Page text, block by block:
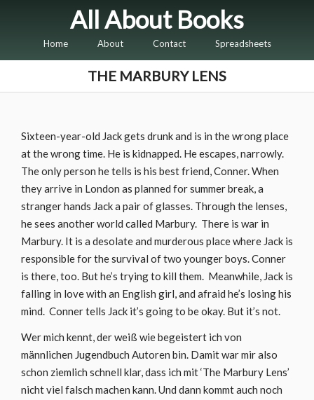
All About Books
Home About Contact Spreadsheets
THE MARBURY LENS
Sixteen-year-old Jack gets drunk and is in the wrong place
at the wrong time. He is kidnapped. He escapes, narrowly.
The only person he tells is his best friend, Conner. When
they arrive in London as planned for summer break, a
stranger hands Jack a pair of glasses. Through the lenses,
he sees another world called Marbury. There is war in
Marbury. It is a desolate and murderous place where Jack is
responsible for the survival of two younger boys. Conner
is there, too. But he’s trying to kill them. Meanwhile, Jack is
falling in love with an English girl, and afraid he’s losing his
mind. Conner tells Jack it’s going to be okay. But it’s not.
Wer mich kennt, der weiß wie begeistert ich von
männlichen Jugendbuch Autoren bin. Damit war mir also
schon ziemlich schnell klar, dass ich mit ‘The Marbury Lens’
nicht viel falsch machen kann. Und dann kommt auch noch